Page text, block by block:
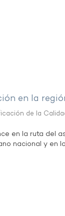
en la
de la
en la ruta del
nacional y en